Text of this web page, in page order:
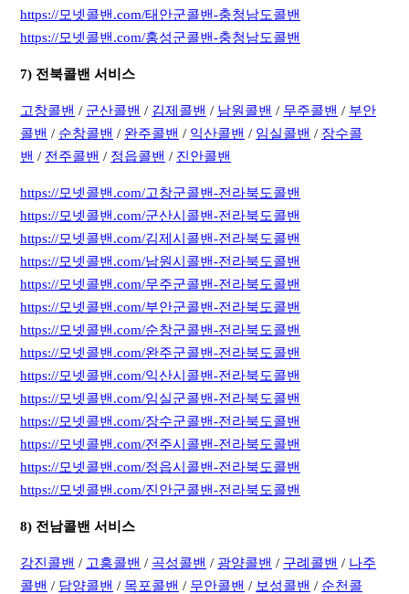
https://모넷콜밴.com/태안군콜밴-충청남도콜밴
https://모넷콜밴.com/홍성군콜밴-충청남도콜밴
7) 전북콜밴 서비스
고창콜밴 / 군산콜밴 / 김제콜밴 / 남원콜밴 / 무주콜밴 / 부안
콜밴 / 순창콜밴 / 완주콜밴 / 익산콜밴 / 임실콜밴 / 장수콜
밴 / 전주콜밴 / 정읍콜밴 / 진안콜밴
https://모넷콜밴.com/고창군콜밴-전라북도콜밴
https://모넷콜밴.com/군산시콜밴-전라북도콜밴
https://모넷콜밴.com/김제시콜밴-전라북도콜밴
https://모넷콜밴.com/남원시콜밴-전라북도콜밴
https://모넷콜밴.com/무주군콜밴-전라북도콜밴
https://모넷콜밴.com/부안군콜밴-전라북도콜밴
https://모넷콜밴.com/순창군콜밴-전라북도콜밴
https://모넷콜밴.com/완주군콜밴-전라북도콜밴
https://모넷콜밴.com/익산시콜밴-전라북도콜밴
https://모넷콜밴.com/임실군콜밴-전라북도콜밴
https://모넷콜밴.com/장수군콜밴-전라북도콜밴
https://모넷콜밴.com/전주시콜밴-전라북도콜밴
https://모넷콜밴.com/정읍시콜밴-전라북도콜밴
https://모넷콜밴.com/진안군콜밴-전라북도콜밴
8) 전남콜밴 서비스
강진콜밴 / 고흥콜밴 / 곡성콜밴 / 광양콜밴 / 구례콜밴 / 나주
콜밴 / 담양콜밴 / 목포콜밴 / 무안콜밴 / 보성콜밴 / 순천콜